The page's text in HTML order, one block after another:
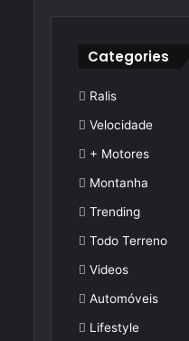
Categories
Ralis
Velocidade
+ Motores
Montanha
Trending
Todo Terreno
Videos
Automóveis
Lifestyle